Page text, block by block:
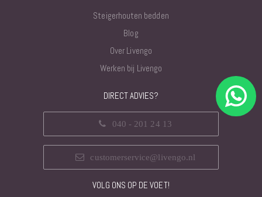
Steigerhouten bedden
Blog
Over Livengo
Werken bij Livengo
DIRECT ADVIES?
040 - 201 24 13
customerservice@livengo.nl
VOLG ONS OP DE VOET!